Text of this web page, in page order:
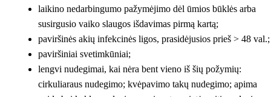
laikino nedarbingumo pažymėjimo dėl ūmios būklės arba
susirgusio vaiko slaugos išdavimas pirmą kartą;
paviršinės akių infekcinės ligos, prasidėjusios prieš > 48 val.;
paviršiniai svetimkūniai;
lengvi nudegimai, kai nėra bent vieno iš šių požymių:
cirkuliaraus nudegimo; kvėpavimo takų nudegimo; apima